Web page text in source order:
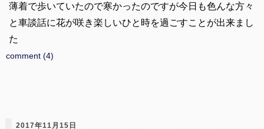
薄着で歩いていたので寒かったのですが今日も色んな方々
と車談話に花が咲き楽しいひと時を過ごすことが出来まし
た
comment (4)
2017年11月15日